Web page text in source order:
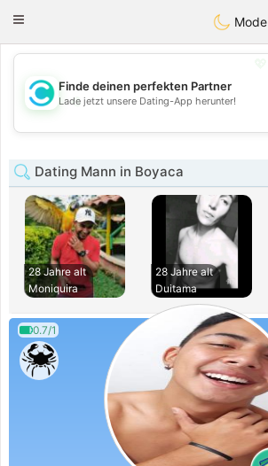
olombiaCitas
Toggle
Mode
💖
💕
Finde deinen perfekten Partner
Lade jetzt unsere Dating-App herunter!
Dating Mann in Boyaca
28 Jahre alt
Moniquira
28 Jahre alt
Duitama
0.7/1